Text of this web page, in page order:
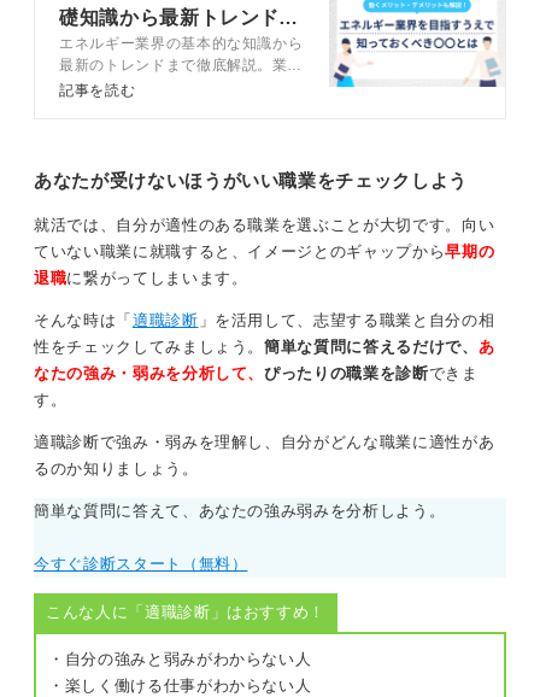
社会を支えることに誇りを持てる人にとっては最高
の業界！
フラを支えるという、非常に社会的意義の大きなもので
質問者さんの価値観と照らし合わせて、もしあなたがそ
うした仕事に誇りを持てるのであれば、エネルギー業界
1
礎知識から最新トレンド・
仕事内容まで解説
エネルギー業界の基本的な知識から
最新のトレンドまで徹底解説。業界
研究の方法や業界の将来についてキ
記事を読む
あなたが受けないほうがいい職業をチェックしよう
就活では、自分が適性のある職業を選ぶことが大切です。向い
ていない職業に就職すると、イメージとのギャップから早期の
退職に繋がってしまいます。
そんな時は「 適職診断 」を活用して、志望する職業と自分の相
性をチェックしてみましょう。簡単な質問に答えるだけで、 あ
なたの強み・弱みを分析して、ぴったりの職業を診断できま
す。
適職診断で強み・弱みを理解し、自分がどんな職業に適性があ
るのか知りましょう。
簡単な質問に答えて、あなたの強み弱みを分析しよう。
今すぐ診断スタート（無料）
こんな人に「適職診断」はおすすめ！
・自分の強みと弱みがわからない人
・楽しく働ける仕事がわからない人